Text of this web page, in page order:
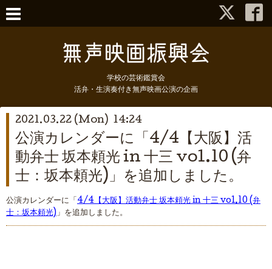
学校の芸術鑑賞会
活弁・生演奏付き無声映画公演の企画
2021.03.22 (Mon) 14:24
公演カレンダーに「4/4【大阪】活
動弁士 坂本頼光 in 十三 vol.10 (弁
士：坂本頼光)」を追加しました。
公演カレンダーに「 4/4【大阪】活動弁士 坂本頼光 in 十三 vol.10 (弁
士：坂本頼光)」を追加しました。